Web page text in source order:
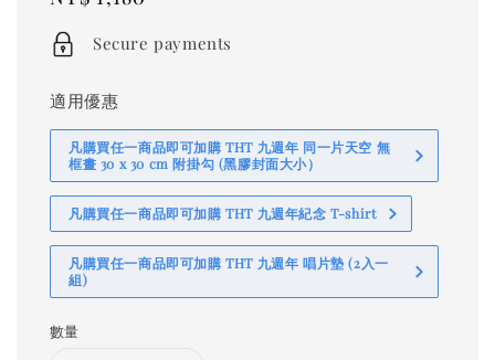
price
Secure payments
適用優惠
凡購買任一商品即可加購 THT 九週年 同一片天空 無
框畫 30 x 30 cm 附掛勾 (黑膠封面大小）
凡購買任一商品即可加購 THT 九週年紀念 T-shirt
凡購買任一商品即可加購 THT 九週年 唱片墊 (2入一
組)
數量